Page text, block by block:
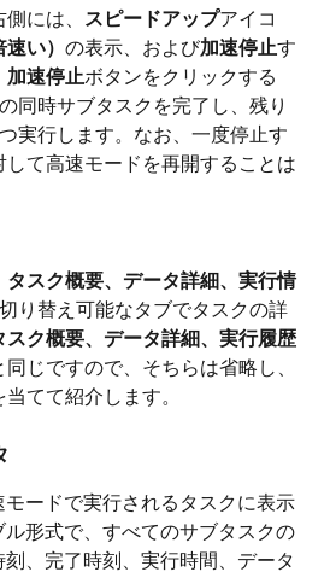
には、 スピードアップアイコ
い） の表示、および加速停止す
加速停止ボタンをクリックする
同時サブタスクを完了し、残り
実行します。なお、一度停止す
て高速モードを再開することは
タスク概要、データ詳細、実行情
り替え可能なタブでタスクの詳
スク概要、データ詳細、実行履歴
同じですので、そちらは省略し、
てて紹介します。
ードで実行されるタスクに表示
形式で、すべてのサブタスクの
、完了時刻、実行時間、データ